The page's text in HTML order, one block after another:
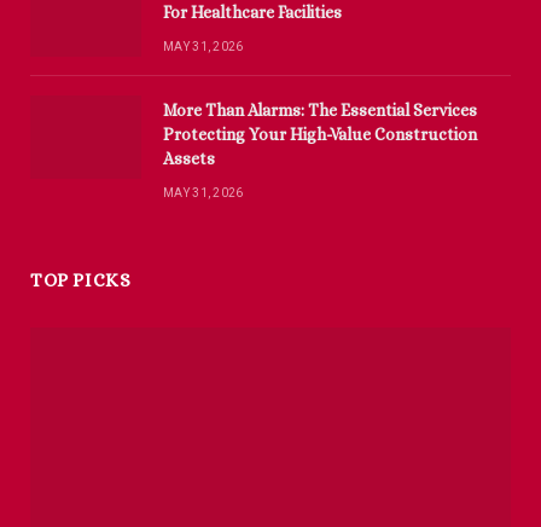
For Healthcare Facilities
MAY 31, 2026
More Than Alarms: The Essential Services
Protecting Your High-Value Construction
Assets
MAY 31, 2026
TOP PICKS